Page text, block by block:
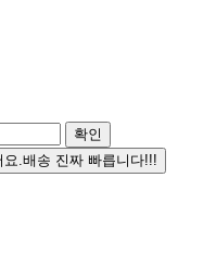
확인
.배송 진짜 빠릅니다!!!